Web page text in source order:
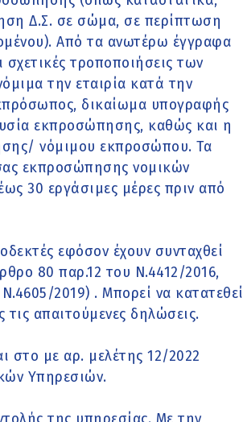
Δ.Σ. σε σώμα, σε περίπτωση
Από τα ανωτέρω έγγραφα
τροποποιήσεις των
την εταιρία κατά την
δικαίωμα υπογραφής
εκπροσώπησης, καθώς και η
νόμιμου εκπροσώπου. Τα
εκπροσώπησης νομικών
30 εργάσιμες μέρες πριν από
εφόσον έχουν συνταχθεί
80 παρ.12 του Ν.4412/2016,
2019) . Μπορεί να κατατεθεί
απαιτούμενες δηλώσεις.
στο με αρ. μελέτης 12/2022
Υπηρεσιών.